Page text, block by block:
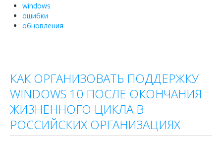
windows
ошибки
обновления
КАК ОРГАНИЗОВАТЬ ПОДДЕРЖКУ
WINDOWS 10 ПОСЛЕ ОКОНЧАНИЯ
ЖИЗНЕННОГО ЦИКЛА В
РОССИЙСКИХ ОРГАНИЗАЦИЯХ